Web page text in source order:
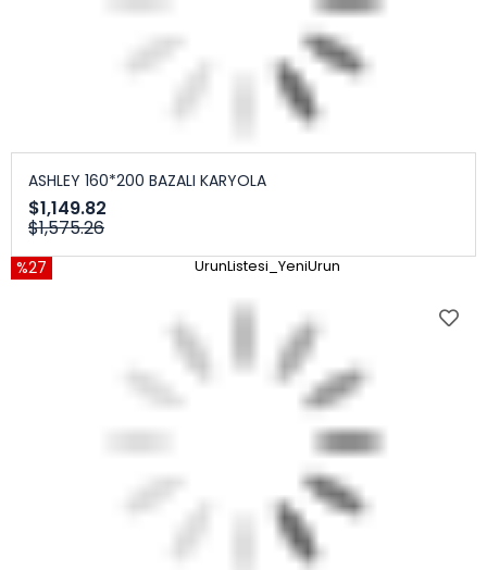
ASHLEY 160*200 BAZALI KARYOLA
$1,149.82
$1,575.26
%27 UrunListesi_YeniUrun